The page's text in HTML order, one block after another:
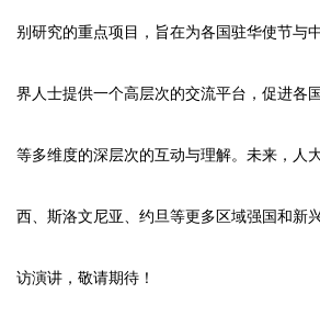
别研究的重点项目，旨在为各国驻华使节与
界人士提供一个高层次的交流平台，促进各
等多维度的深层次的互动与理解。未来，人
西、斯洛文尼亚、约旦等更多区域强国和新
访演讲，敬请期待！